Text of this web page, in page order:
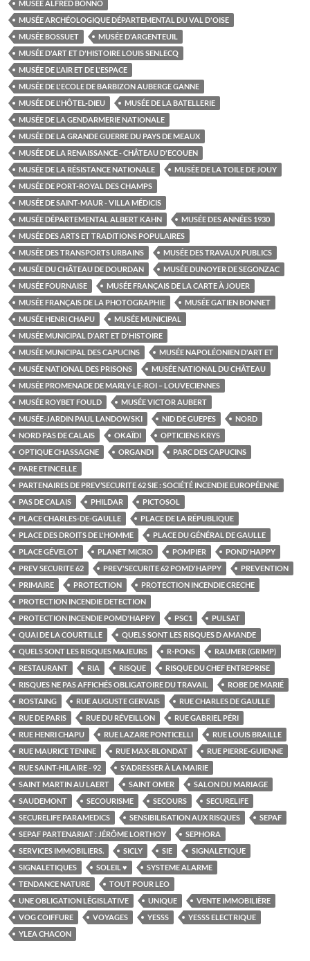
MUSÉE ALFRED BONNO
MUSÉE ARCHÉOLOGIQUE DÉPARTEMENTAL DU VAL D'OISE
MUSÉE BOSSUET
MUSÉE D'ARGENTEUIL
MUSÉE D'ART ET D'HISTOIRE LOUIS SENLECQ
MUSÉE DE L'AIR ET DE L'ESPACE
MUSÉE DE L'ECOLE DE BARBIZON AUBERGE GANNE
MUSÉE DE L'HÔTEL-DIEU
MUSÉE DE LA BATELLERIE
MUSÉE DE LA GENDARMERIE NATIONALE
MUSÉE DE LA GRANDE GUERRE DU PAYS DE MEAUX
MUSÉE DE LA RENAISSANCE - CHÂTEAU D'ECOUEN
MUSÉE DE LA RÉSISTANCE NATIONALE
MUSÉE DE LA TOILE DE JOUY
MUSÉE DE PORT-ROYAL DES CHAMPS
MUSÉE DE SAINT-MAUR - VILLA MÉDICIS
MUSÉE DÉPARTEMENTAL ALBERT KAHN
MUSÉE DES ANNÉES 1930
MUSÉE DES ARTS ET TRADITIONS POPULAIRES
MUSÉE DES TRANSPORTS URBAINS
MUSÉE DES TRAVAUX PUBLICS
MUSÉE DU CHÂTEAU DE DOURDAN
MUSÉE DUNOYER DE SEGONZAC
MUSÉE FOURNAISE
MUSÉE FRANÇAIS DE LA CARTE À JOUER
MUSÉE FRANÇAIS DE LA PHOTOGRAPHIE
MUSÉE GATIEN BONNET
MUSÉE HENRI CHAPU
MUSÉE MUNICIPAL
MUSÉE MUNICIPAL D'ART ET D'HISTOIRE
MUSÉE MUNICIPAL DES CAPUCINS
MUSÉE NAPOLÉONIEN D'ART ET
MUSÉE NATIONAL DES PRISONS
MUSÉE NATIONAL DU CHÂTEAU
MUSÉE PROMENADE DE MARLY-LE-ROI – LOUVECIENNES
MUSÉE ROYBET FOULD
MUSÉE VICTOR AUBERT
MUSÉE-JARDIN PAUL LANDOWSKI
NID DE GUEPES
NORD
NORD PAS DE CALAIS
OKAÏDI
OPTICIENS KRYS
OPTIQUE CHASSAGNE
ORGANDI
PARC DES CAPUCINS
PARE ETINCELLE
PARTENAIRES DE PREV’SECURITE 62 SIE : SOCIÉTÉ INCENDIE EUROPÉENNE
PAS DE CALAIS
PHILDAR
PICTOSOL
PLACE CHARLES-DE-GAULLE
PLACE DE LA RÉPUBLIQUE
PLACE DES DROITS DE L'HOMME
PLACE DU GÉNÉRAL DE GAULLE
PLACE GÉVELOT
PLANET MICRO POMPIER
POND'HAPPY
PREV SECURITE 62
PREV'SECURITE 62 POMD'HAPPY
PREVENTION
PRIMAIRE
PROTECTION
PROTECTION INCENDIE CRECHE
PROTECTION INCENDIE DETECTION
PROTECTION INCENDIE POMD'HAPPY
PSC1
PULSAT
QUAI DE LA COURTILLE
QUELS SONT LES RISQUES D AMANDE
QUELS SONT LES RISQUES MAJEURS
R-PONS
RAUMER (GRIMP)
RESTAURANT
RIA RISQUE
RISQUE DU CHEF ENTREPRISE
RISQUES NE PAS AFFICHÉS OBLIGATOIRE DU TRAVAIL
ROBE DE MARIÉ
ROSTAING
RUE AUGUSTE GERVAIS
RUE CHARLES DE GAULLE
RUE DE PARIS
RUE DU RÉVEILLON
RUE GABRIEL PÉRI
RUE HENRI CHAPU
RUE LAZARE PONTICELLI
RUE LOUIS BRAILLE
RUE MAURICE TENINE
RUE MAX-BLONDAT
RUE PIERRE-GUIENNE
RUE SAINT-HILAIRE - 92
S'ADRESSER À LA MAIRIE
SAINT MARTIN AU LAERT
SAINT OMER
SALON DU MARIAGE
SAUDEMONT
SECOURISME SECOURS
SECURELIFE
SECURELIFE PARAMEDICS
SENSIBILISATION AUX RISQUES
SEPAF
SEPAF PARTENARIAT : JÉRÔME LORTHOY
SEPHORA
SERVICES IMMOBILIERS.
SICLY SIE
SIGNALETIQUE
SIGNALETIQUES
SOLEIL ♥
SYSTEME ALARME
TENDANCE NATURE
TOUT POUR LEO
UNE OBLIGATION LÉGISLATIVE
UNIQUE
VENTE IMMOBILIÈRE
VOG COIFFURE
VOYAGES YESSS
YESSS ELECTRIQUE
YLEA CHACON